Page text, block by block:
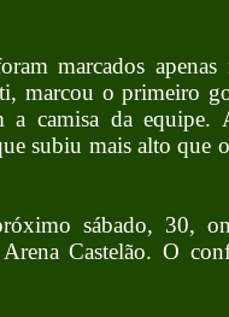
marcados apenas
marcou o primeiro
a camisa da
subiu mais alto que
sábado, 30,
Castelão. O